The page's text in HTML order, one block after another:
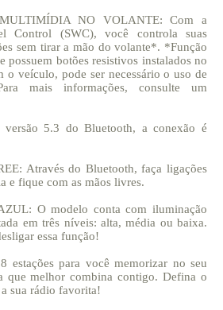
NO VOLANTE: Com a
Control (SWC), você controla suas
sem tirar a mão do volante*. *Função
possuem botões resistivos instalados no
o veículo, pode ser necessário o uso de
mais informações, consulte um
5.3 do Bluetooth, a conexão é
Através do Bluetooth, faça ligações
e fique com as mãos livres.
O modelo conta com iluminação
em três níveis: alta, média ou baixa.
essa função!
estações para você memorizar no seu
que melhor combina contigo. Defina o
sua rádio favorita!